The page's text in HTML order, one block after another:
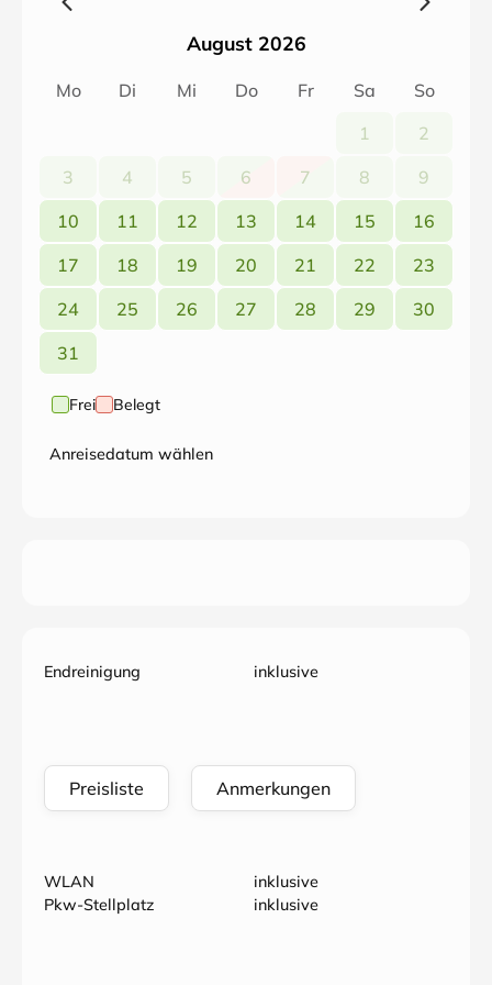
August 2026
Mo Di Mi Do Fr Sa
So
1
2
3
4 5 6 7 8
9
10
11 12 13 14 15
16
17
18 19 20 21 22
23
24
25 26 27 28 29
30
31
Frei Belegt
Anreisedatum wählen
Endreinigung inklusive
Preisliste Anmerkungen
WLAN
inklusive
Pkw-Stellplatz
inklusive